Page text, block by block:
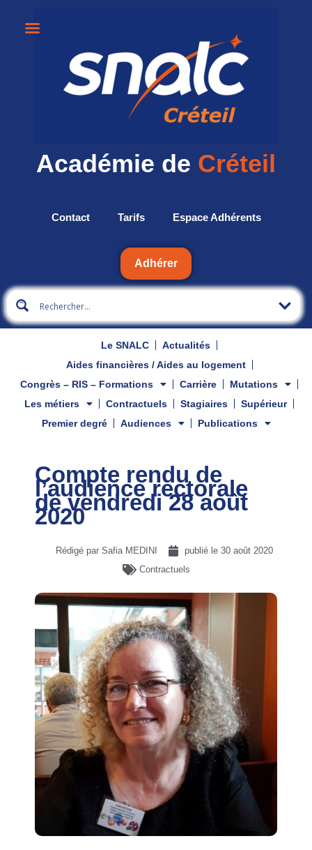
Académie de Créteil
Contact Tarifs Espace Adhérents
Adhérer
Le SNALC
Actualités
Aides financières / Aides au logement
Congrès – RIS – Formations
Carrière
Mutations
Les métiers
Contractuels Stagiaires
Supérieur
Premier degré
Audiences Publications
Compte rendu de
l’audience rectorale
de vendredi 28 août
2020
Rédigé par Safia MEDINI publié le 30 août 2020
Contractuels